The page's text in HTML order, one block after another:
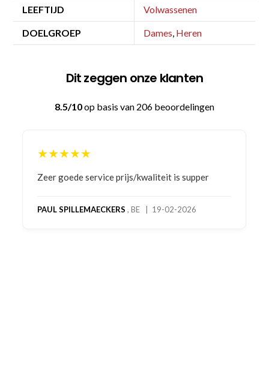
LEEFTIJD Volwassenen
DOELGROEP Dames Heren
Dit zeggen onze klanten
8.5/10op basis van 206 beoordelingen
★★★★★
Bestelling gedaan vanwege goede prijzen en
bestelling al ontvangen met gifts, waardoor je